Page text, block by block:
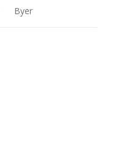
Byer